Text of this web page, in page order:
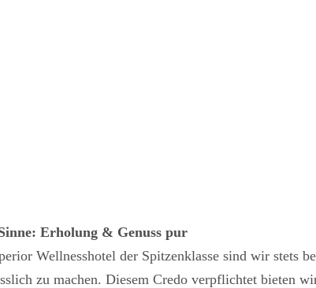
Erholung & Genuss pur
Wellnesshotel der Spitzenklasse sind wir stets
zu machen. Diesem Credo verpflichtet bieten